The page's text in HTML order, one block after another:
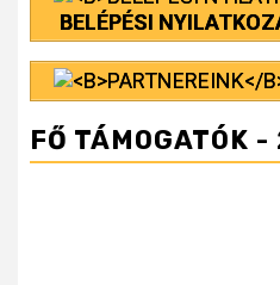
BELÉPÉSI
FŐ TÁMOGATÓK